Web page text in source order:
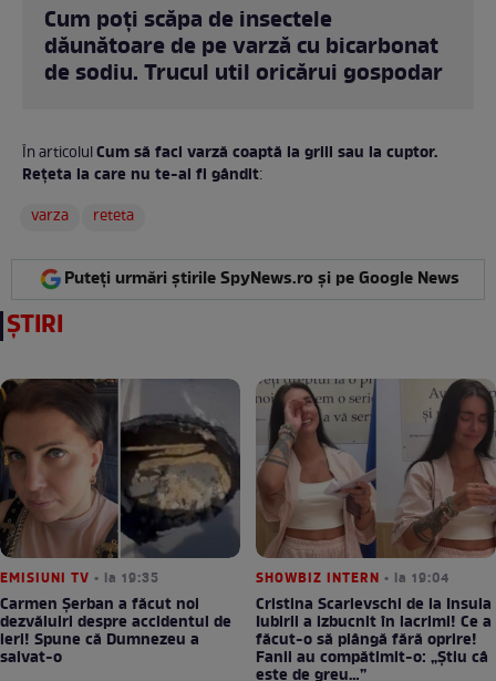
Cum poți scăpa de insectele
dăunătoare de pe varză cu bicarbonat
de sodiu. Trucul util oricărui gospodar
În articolulCum să faci varză coaptă la grill sau la cuptor.
Rețeta la care nu te-ai fi gândit:
varza
reteta
Puteți urmări știrile SpyNews.ro și pe Google News
ȘTIRI
EMISIUNI TV • la 19:35
Carmen Șerban a făcut noi
dezvăluiri despre accidentul de
ieri! Spune că Dumnezeu a
salvat-o
SHOWBIZ INTERN • la 19:04
Cristina Scarlevschi de la Insula
Iubirii a izbucnit în lacrimi! Ce a
făcut-o să plângă fără oprire!
Fanii au compătimit-o: „Știu câ